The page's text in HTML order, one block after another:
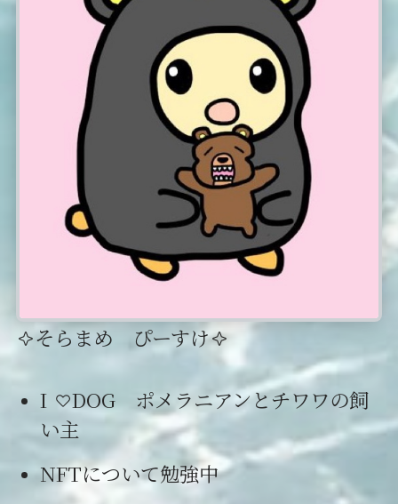
そらまめ ぴーすけ
I
DOG ポメラニアンとチワワの飼
い主
NFTについて勉強中